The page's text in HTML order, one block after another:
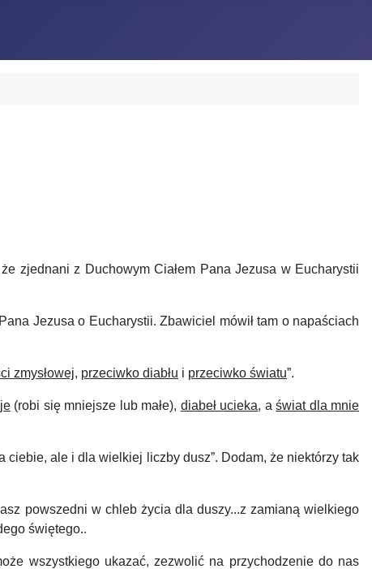
zjednani z Duchowym Ciałem Pana Jezusa w Eucharystii
Jezusa o Eucharystii. Zbawiciel mówił tam o napaściach
zmysłowej, przeciwko diabłu i przeciwko światu”.
(robi się mniejsze lub małe), diabeł ucieka, aświat dla mnie
ale i dla wielkiej liczby dusz”. Dodam, że niektórzy tak
powszedni w chleb życia dla duszy...z zamianą wielkiego
świętego..
wszystkiego ukazać, zezwolić na przychodzenie do nas